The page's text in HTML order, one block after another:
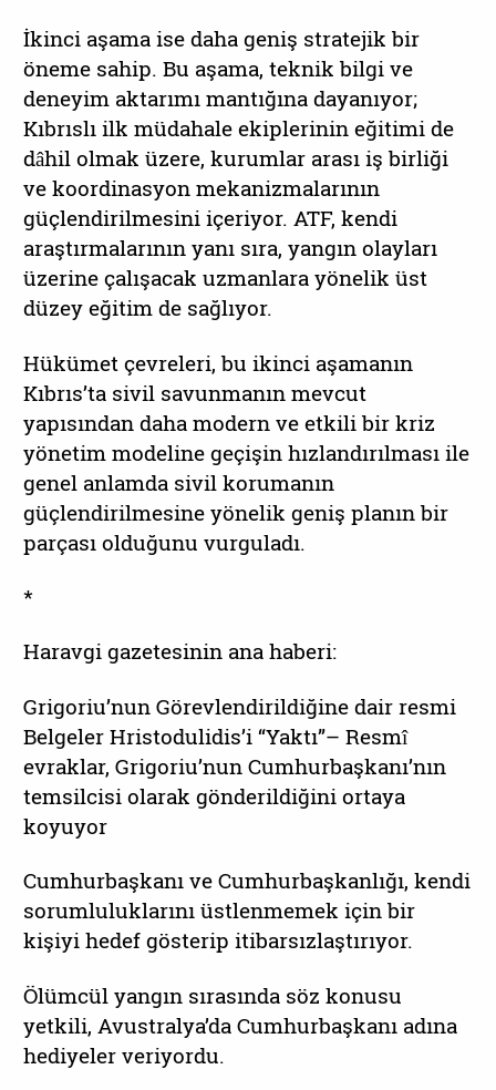
İkinci aşama ise daha geniş stratejik bir
öneme sahip. Bu aşama, teknik bilgi ve
deneyim aktarımı mantığına dayanıyor;
Kıbrıslı ilk müdahale ekiplerinin eğitimi de
dâhil olmak üzere, kurumlar arası iş birliği
ve koordinasyon mekanizmalarının
güçlendirilmesini içeriyor. ATF, kendi
araştırmalarının yanı sıra, yangın olayları
üzerine çalışacak uzmanlara yönelik üst
düzey eğitim de sağlıyor.
Hükümet çevreleri, bu ikinci aşamanın
Kıbrıs’ta sivil savunmanın mevcut
yapısından daha modern ve etkili bir kriz
yönetim modeline geçişin hızlandırılması ile
genel anlamda sivil korumanın
güçlendirilmesine yönelik geniş planın bir
parçası olduğunu vurguladı.
*
Haravgi gazetesinin ana haberi:
Grigoriu’nun Görevlendirildiğine dair resmi
Belgeler Hristodulidis’i “Yaktı”– Resmî
evraklar, Grigoriu’nun Cumhurbaşkanı’nın
temsilcisi olarak gönderildiğini ortaya
koyuyor
Cumhurbaşkanı ve Cumhurbaşkanlığı, kendi
sorumluluklarını üstlenmemek için bir
kişiyi hedef gösterip itibarsızlaştırıyor.
Ölümcül yangın sırasında söz konusu
yetkili, Avustralya’da Cumhurbaşkanı adına
hediyeler veriyordu.